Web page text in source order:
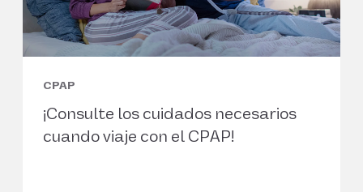
CPAP
¡Consulte los cuidados necesarios
cuando viaje con el CPAP!